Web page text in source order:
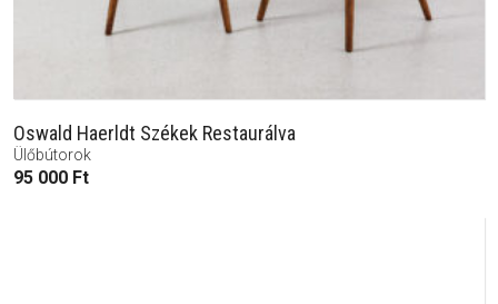
Oswald Haerldt Székek Restaurálva
Ülőbútorok
95 000 Ft